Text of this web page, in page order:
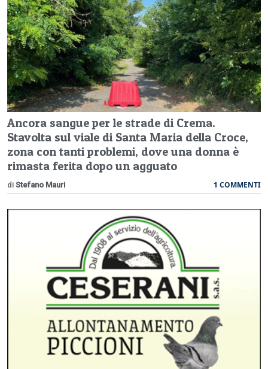
Ancora sangue per le strade di Crema.
Stavolta sul viale di Santa Maria della Croce,
zona con tanti problemi, dove una donna è
rimasta ferita dopo un agguato
di Stefano Mauri 1 COMMENTI